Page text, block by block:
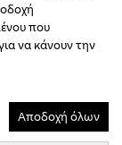
21:00που
να κάνουν την
Αποδοχή όλων